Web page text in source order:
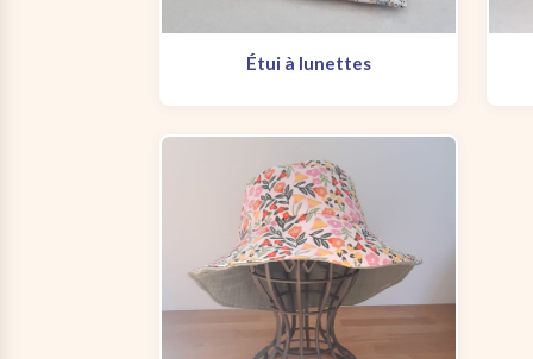
Étui à lunettes